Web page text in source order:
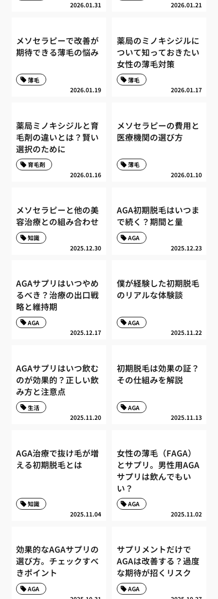
2026.01.31 2026.01.21
メソセラピーで改善が
期待できる薄毛の悩み
2026.01.19
薄毛
薬局のミノキシジルに
ついて知っておきたい
女性の薄毛対策
2026.01.17
薄毛
薬局ミノキシジルと育
毛剤の違いとは？賢い
選択のために
2026.01.16
育毛剤
メソセラピーの費用と
医療機関の選び方
2026.01.10
薄毛
メソセラピーと他の美
容治療との組み合わせ
2025.12.30
知識
AGA初期脱毛はいつま
で続く？期間と量
2025.12.23
AGA
AGAサプリはいつやめ
るべき？治療の出口戦
略と維持期
2025.12.17
AGA
僕が経験した初期脱毛
のリアルな体験談
2025.11.22
AGA
AGAサプリはいつ飲む
のが効果的？正しい飲
み方と注意点
2025.11.20
生活
初期脱毛は効果の証？
その仕組みを解説
2025.11.13
AGA
AGA治療で抜け毛が増
える初期脱毛とは
2025.11.04
知識
女性の薄毛（FAGA）
とサプリ。男性用AGA
サプリは飲んでもい
い？
2025.11.02
AGA
効果的なAGAサプリの
選び方。チェックすべ
きポイント
AGA
サプリメントだけで
AGAは改善する？過度
な期待が招くリスク
AGA